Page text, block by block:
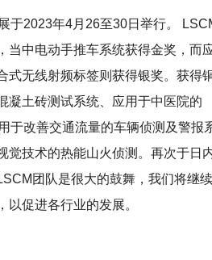
于2023年4月26至30日举行。
当中电动手推车系统获得金奖，而
式无线射频标签则获得银奖。获得
凝土砖测试系统、应用于中医院的
于改善交通流量的车辆侦测及警报
觉技术的热能山火侦测。再次于日
团队是很大的鼓舞，我们将继续
以促进各行业的发展。